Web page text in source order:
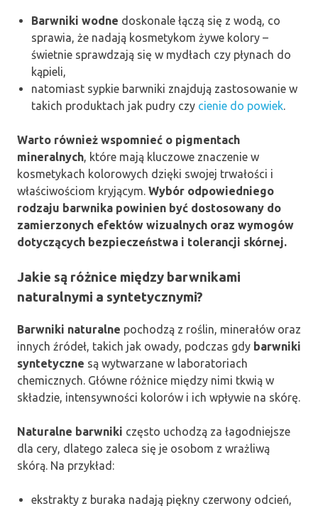
Barwniki wodne doskonale łączą się z wodą, co
sprawia, że nadają kosmetykom żywe kolory –
świetnie sprawdzają się w mydłach czy płynach do
kąpieli,
natomiast sypkie barwniki znajdują zastosowanie w
takich produktach jak pudry czy cienie do powiek.
Warto również wspomnieć o pigmentach
mineralnych, które mają kluczowe znaczenie w
kosmetykach kolorowych dzięki swojej trwałości i
właściwościom kryjącym. Wybór odpowiedniego
rodzaju barwnika powinien być dostosowany do
zamierzonych efektów wizualnych oraz wymogów
dotyczących bezpieczeństwa i tolerancji skórnej.
Jakie są różnice między barwnikami
naturalnymi a syntetycznymi?
Barwniki naturalne pochodzą z roślin, minerałów oraz
innych źródeł, takich jak owady, podczas gdy barwniki
syntetyczne są wytwarzane w laboratoriach
chemicznych. Główne różnice między nimi tkwią w
składzie, intensywności kolorów i ich wpływie na skórę.
Naturalne barwniki często uchodzą za łagodniejsze
dla cery, dlatego zaleca się je osobom z wrażliwą
skórą. Na przykład:
ekstrakty z buraka nadają piękny czerwony odcień,